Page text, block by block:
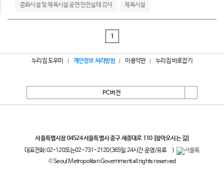
문화시설 및 체육시설 공연 안전실태 감사 체육시설
1
누리집 도우미 개인정보 처리방침 이용약관 누리집 바로잡기
PC버전
서울특별시청 04524 서울특별시 중구 세종대로 110 [찾아오시는 길]
대표전화:02-120또는02-731-2120(365일 24시간 운영/유료
)
© Seoul Metropolitan Government all rights reserved